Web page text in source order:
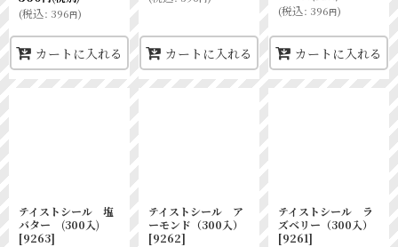
(税込: 396円)
カートに入れる カートに入れる
(税込: 396円)
カートに入れる
テイストシール 塩
バター (300入)
[9263]
テイストシール ア
ーモンド（300入）
[9262]
テイストシール ラ
ズベリー（300入）
[9261]